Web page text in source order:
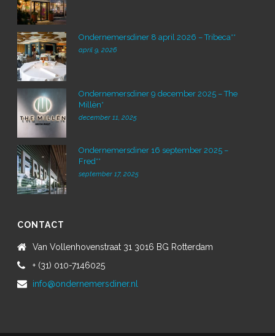
Ondernemersdiner 8 april 2026 – Tribeca**
april 9, 2026
Ondernemersdiner 9 december 2025 – The
Millèn*
december 11, 2025
Ondernemersdiner 16 september 2025 –
Fred**
september 17, 2025
CONTACT
Van Vollenhovenstraat 31 3016 BG Rotterdam
+ (31) 010-7146025
info@ondernemersdiner.nl